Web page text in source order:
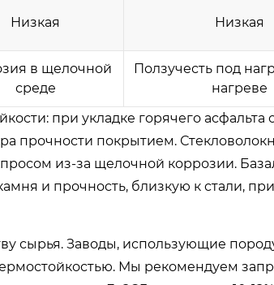
Низкая Низкая
в щелочной
среде
Ползучесть под
нагреве
при укладке горячего асфальта
прочности покрытием.
из-за щелочной коррозии.
и прочность, близкую к стали,
сырья. Заводы, использующие
Мы рекомендуем